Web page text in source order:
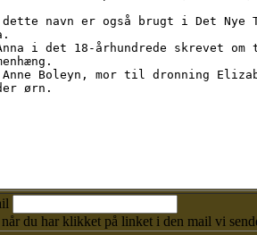
du har klikket på linket i den mail vi